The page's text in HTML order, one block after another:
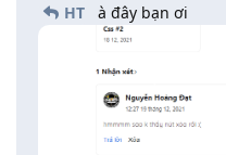
HT à đây bạn ơi